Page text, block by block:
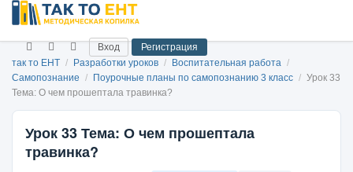
Вход
Регистрация
так то ЕНТ / Разработки уроков / Воспитательная работа /
Самопознание / Поурочные планы по самопознанию 3 класс / Урок 33
Тема: О чем прошептала травинка?
Урок 33 Тема: О чем прошептала
травинка?